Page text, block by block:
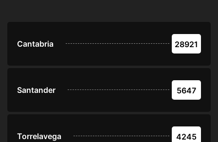
Cantabria 28921
Santander 5647
Torrelavega 4245